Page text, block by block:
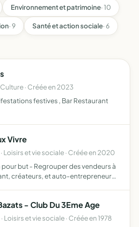
Environnement et patrimoine· 10
· 9 Santé et action sociale· 6
· Créée en 2023
festives , Bar Restaurant
Vivre
Loisirs et vie sociale · Créée en 2020
but - Regrouper des vendeurs à
créateurs, et auto-entrepreneurs
- Club Du 3Eme Age
et vie sociale · Créée en 1978